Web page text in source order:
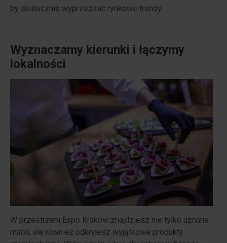
by skutecznie wyprzedzać rynkowe trendy.
Wyznaczamy kierunki i łączymy
lokalności
W przestrzeni Expo Kraków znajdziesz nie tylko uznane
marki, ale również odkryjesz wyjątkowe produkty